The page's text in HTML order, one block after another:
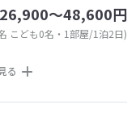
26,900～48,600円
こども0名・1部屋/1泊2日)
る